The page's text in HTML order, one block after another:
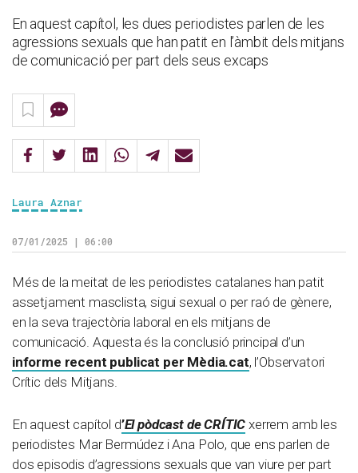
En aquest capítol, les dues periodistes parlen de les
agressions sexuals que han patit en l’àmbit dels mitjans
de comunicació per part dels seus excaps
Laura Aznar
07/01/2025 | 06:00
Més de la meitat de les periodistes catalanes han patit
assetjament masclista, sigui sexual o per raó de gènere,
en la seva trajectòria laboral en els mitjans de
comunicació. Aquesta és la conclusió principal d’un
informe recent publicat per Mèdia.cat, l’Observatori
Crític dels Mitjans.
En aquest capítol d’El pòdcast de CRÍTIC xerrem amb les
periodistes Mar Bermúdez i Ana Polo, que ens parlen de
dos episodis d’agressions sexuals que van viure per part